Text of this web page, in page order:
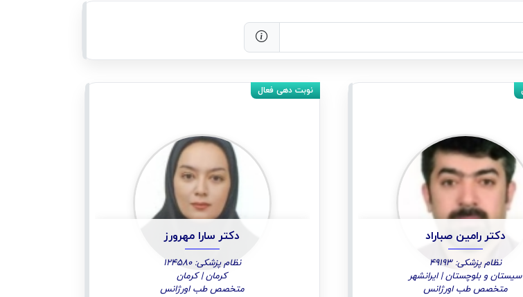
دکتر رامین صباراد
نظام پزشکی: 49193
سیستان و بلوچستان | ایرانشهر
متخصص طب اورژانس
دکتر سارا مهرورز
نظام پزشکی: 124580
کرمان | کرمان
متخصص طب اورژانس